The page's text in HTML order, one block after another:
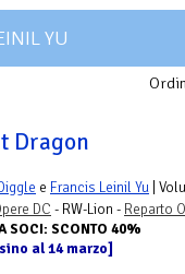
YU
Dragon
e Francis Leinil Yu |
DC - RW-Lion - Reparto
SOCI: SCONTO 40%
al 14 marzo]